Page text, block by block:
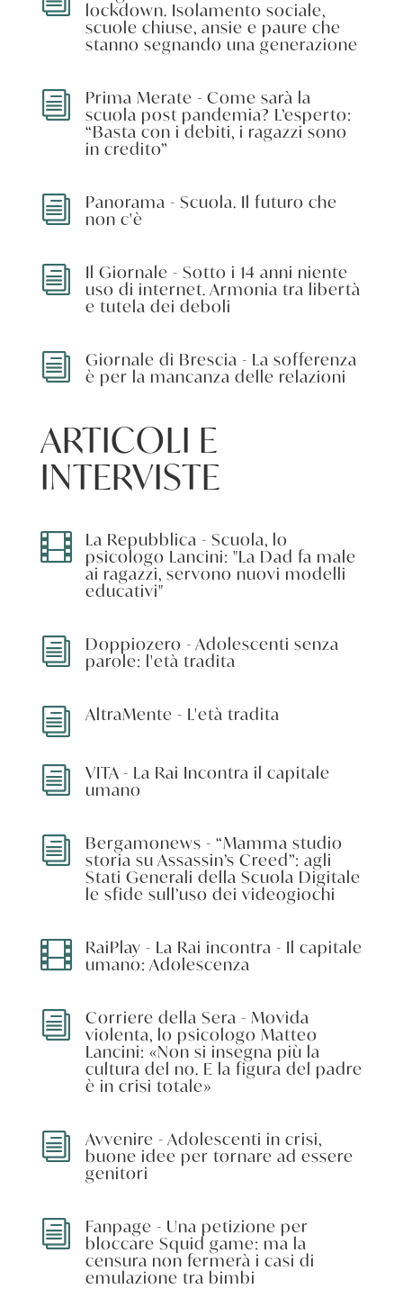
lockdown. Isolamento sociale,
scuole chiuse, ansie e paure che
stanno segnando una generazione
i Prima Merate - Come sarà la
scuola post pandemia? L’esperto:
“Basta con i debiti, i ragazzi sono
in credito”
i Panorama - Scuola. Il futuro che
non c'è
i Il Giornale - Sotto i 14 anni niente
uso di internet. Armonia tra libertà
e tutela dei deboli
i Giornale di Brescia - La sofferenza
è per la mancanza delle relazioni
ARTICOLI E
INTERVISTE
 La Repubblica - Scuola, lo
psicologo Lancini: "La Dad fa male
ai ragazzi, servono nuovi modelli
educativi"
i Doppiozero - Adolescenti senza
parole: l'età tradita
i AltraMente - L'età tradita
i VITA - La Rai Incontra il capitale
umano
i Bergamonews - “Mamma studio
storia su Assassin’s Creed”: agli
Stati Generali della Scuola Digitale
le sfide sull’uso dei videogiochi
 RaiPlay - La Rai incontra - Il capitale
umano: Adolescenza
i Corriere della Sera - Movida
violenta, lo psicologo Matteo
Lancini: «Non si insegna più la
cultura del no. E la figura del padre
è in crisi totale»
i Avvenire - Adolescenti in crisi,
buone idee per tornare ad essere
genitori
i Fanpage - Una petizione per
bloccare Squid game: ma la
censura non fermerà i casi di
emulazione tra bimbi